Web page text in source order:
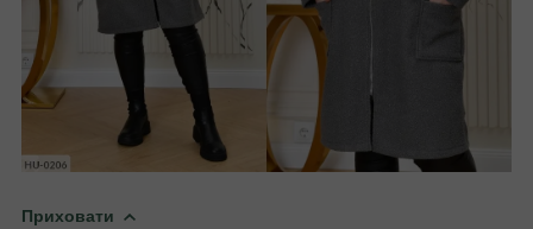
Приховати